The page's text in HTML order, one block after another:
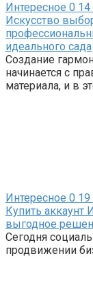
Интересное 0
Искусство
идеального сада
Создание
начинается с
материала, и в
Интересное 0
Купить
выгодное
Сегодня
продвижении